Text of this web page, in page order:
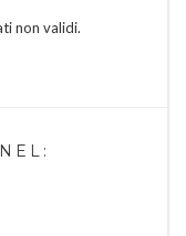
non validi.